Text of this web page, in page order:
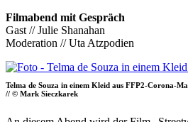
Filmabend mit Gespräch
Gast // Julie Shanahan
Moderation // Uta Atzpodien
Telma de Souza in einem Kleid aus FFP2-Corona-
// © Mark Sieczkarek